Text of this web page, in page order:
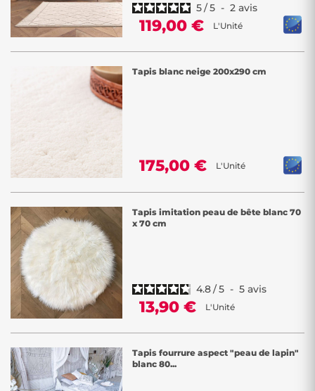
5/5 - 2 avis
119,00 € L'Unité
Tapis blanc neige 200x290 cm
175,00 € L'Unité
Tapis imitation peau de bête blanc 70
x 70 cm
4.8/5 - 5 avis
13,90 € L'Unité
Tapis fourrure aspect "peau de lapin"
blanc 80...